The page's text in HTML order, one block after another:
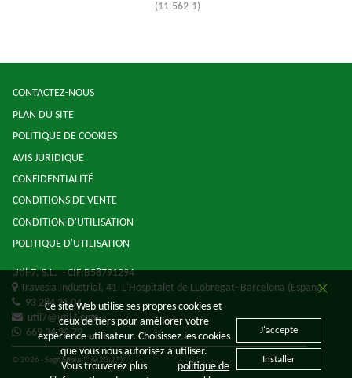
(11.562-1)
CONTACTEZ-NOUS
PLAN DU SITE
POLITIQUE DE COOKIES
AVIS JURIDIQUE
CONFIDENTIALITÉ
CONDITIONS DE VENTE
CONDITION D'UTILISATION
POLITIQUE D'UTILISATION
Util-7, S.L.- CIF:B58791294
Travesia Industrial, 41 L'Hospitalet de LLobregat- Barcelona (España)
93 284 21 04
util7@util7.com
669 34 92 79
© 2026 - Sage Spain ™ (v.20.27)
Ce site Web utilise ses propres cookies et
ceux de tiers pour améliorer votre
expérience utilisateur. Choisissez les cookies
que vous nous autorisez à utiliser.
Vous trouverez plus
politique de
J'accepte
Installer